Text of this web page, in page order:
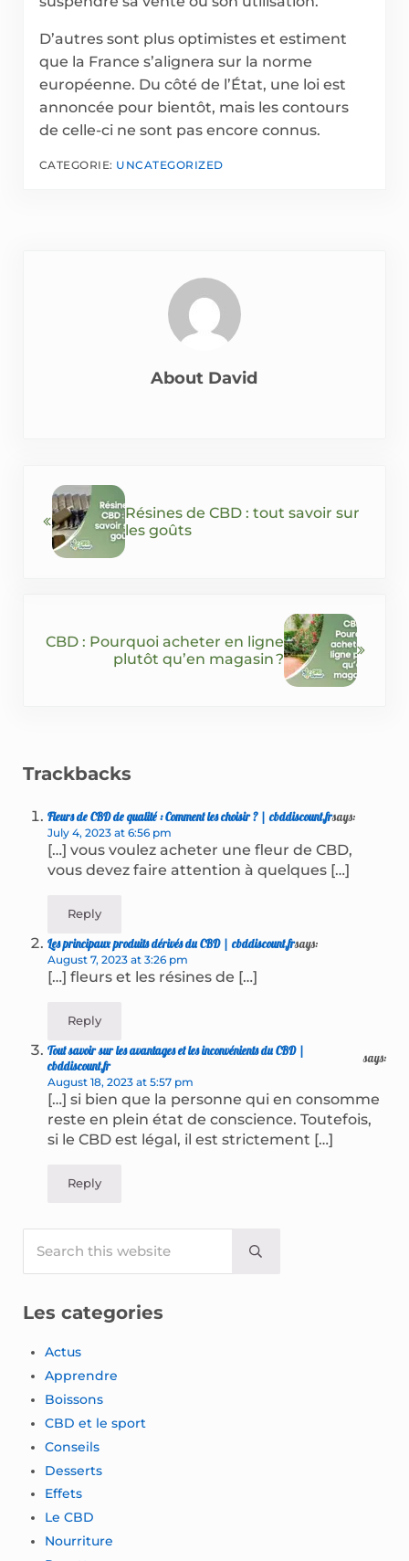
D’autres sont plus optimistes et estiment
que la France s’alignera sur la norme
européenne. Du côté de l’État, une loi est
annoncée pour bientôt, mais les contours
de celle-ci ne sont pas encore connus.
CATEGORIE: UNCATEGORIZED
About David
Résines de CBD : tout savoir sur
les goûts
CBD : Pourquoi acheter en ligne
plutôt qu’en magasin ?
Trackbacks
Fleurs de CBD de qualité : Comment les choisir ? | cbddiscount.frsays:
July 4, 2023 at 6:56 pm
[…] vous voulez acheter une fleur de CBD,
vous devez faire attention à quelques […]
Reply
Les principaux produits dérivés du CBD | cbddiscount.frsays:
August 7, 2023 at 3:26 pm
[…] fleurs et les résines de […]
Reply
Tout savoir sur les avantages et les inconvénients du CBD |
cbddiscount.fr
says:
August 18, 2023 at 5:57 pm
[…] si bien que la personne qui en consomme
reste en plein état de conscience. Toutefois,
si le CBD est légal, il est strictement […]
Reply
Sidebar
Submit search
Les categories
Actus
Apprendre
Boissons
CBD et le sport
Conseils
Desserts
Effets
Le CBD
Nourriture